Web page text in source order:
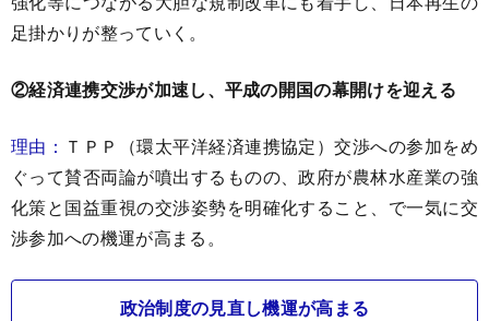
足掛かりが整っていく。
②経済連携交渉が加速し、平成の開国の幕開けを迎える
理由： ＴＰＰ（環太平洋経済連携協定）交渉への参加をめ
ぐって賛否両論が噴出するものの、政府が農林水産業の強
化策と国益重視の交渉姿勢を明確化すること、で一気に交
渉参加への機運が高まる。
政治制度の見直し機運が高まる